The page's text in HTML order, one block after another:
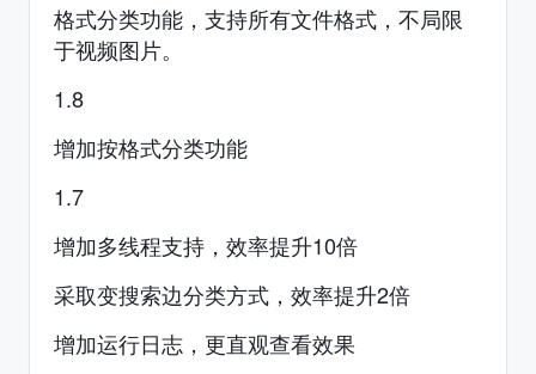
格式分类功能，支持所有文件格式，不局限
于视频图片。
1.8
增加按格式分类功能
1.7
增加多线程支持，效率提升10倍
采取变搜索边分类方式，效率提升2倍
增加运行日志，更直观查看效果